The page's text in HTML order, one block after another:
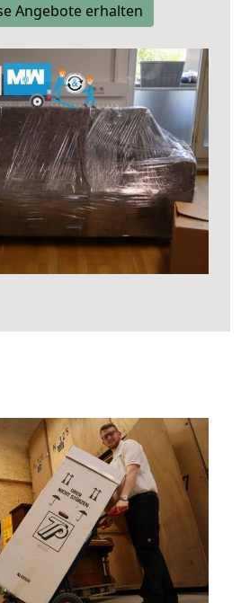
Angebote erhalten